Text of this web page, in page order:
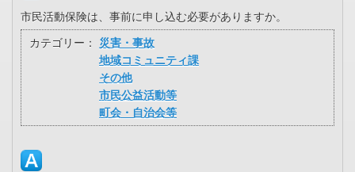
市民活動保険は、事前に申し込む必要がありますか。
カテゴリー：
災害・事故
地域コミュニティ課
その他
市民公益活動等
町会・自治会等